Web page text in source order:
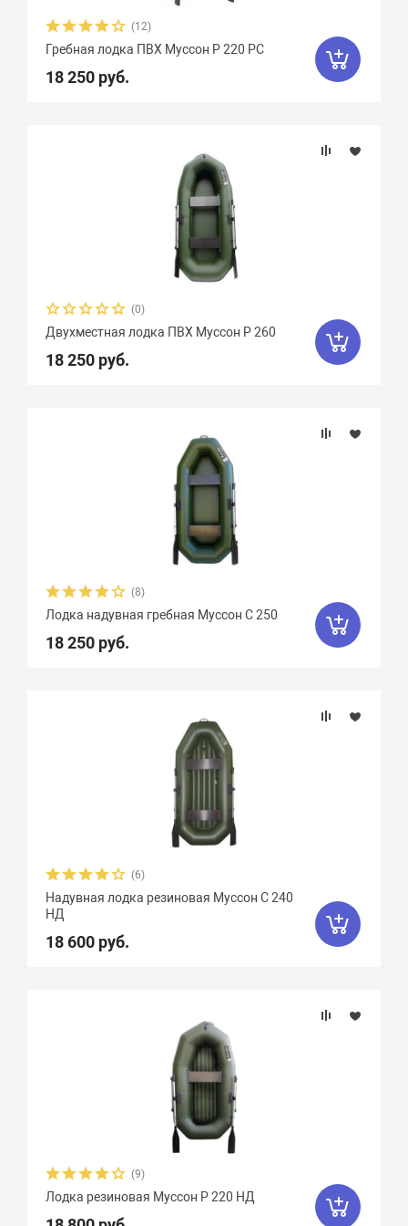
(12)
Гребная лодка ПВХ Муссон Р 220 РС
18 250 руб.
(0)
Двухместная лодка ПВХ Муссон Р 260
18 250 руб.
(8)
Лодка надувная гребная Муссон С 250
18 250 руб.
(6)
Надувная лодка резиновая Муссон С 240
НД
18 600 руб.
(9)
Лодка резиновая Муссон Р 220 НД